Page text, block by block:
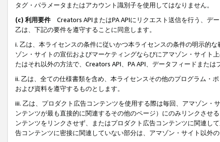
タグ・パラメータまたはアカウント識別子を使用してはなりません。
(c) 利用要件 Creators APIまたはPA APIにリクエスト送信を行う、デ
乙は、下記の要件を遵守することに同意します。
i. 乙は、本ライセンスの条件に従いかつ本ライセンスの条件の明示的
ゾン・サイトの宣伝およびマーケティングならびにアマゾン・サイト
たはそれ以外の方法で、Creators API、PA API、データフィードまた
ii. 乙は、全ての仕様書類を含め、本ライセンスその他のプログラム・
および資料を遵守するものとします。
iii. 乙は、プロダクト広告コンテンツを使用する際は毎回、アマゾン
ンテンツが最も直接的に関連するその他のページ）にのみリンクさせ
ンテンツをリンクさせず、またはプロダクト広告コンテンツに関連し
告コンテンツに密接に関連していない部分は、アマゾン・サイト以外